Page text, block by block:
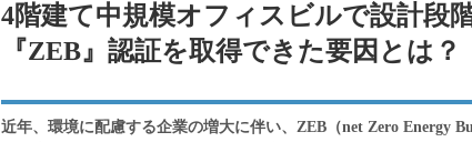
“Society5.0”時代のスマート
VR／ARが描くモノづくりのミ
築・土木・不
Japan Drone
2020
日本 ものづく
4階建て中規模オフィスビルで設計段
『ZEB』認証を取得できた要因とは？
近年、環境に配慮する企業の増大に伴い、ZEB（net Zero Energy